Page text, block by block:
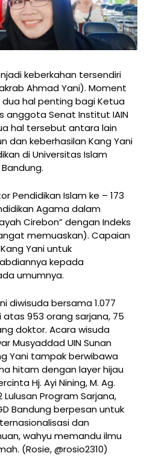
keberkahan tersendiri
Ahmad Yani). Moment
dua hal penting bagi Ketua
anggota Senat Institut IAIN
hal tersebut antara lain
dan keberhasilan Kang Yani
di Universitas Islam
Pendidikan Islam ke – 173
Agama dalam
Cirebon” dengan Indeks
memuaskan). Capaian
Yani untuk
kepada
umumnya.
diwisuda bersama 1.077
953 orang sarjana, 75
doktor. Acara wisuda
Musyaddad UIN Sunan
Yani tampak berwibawa
hitam dengan layer hijau
Hj. Ayi Nining, M. Ag.
Program Sarjana,
Bandung berpesan untuk
dan
wahyu memandu ilmu
(Rosie, @rosio2310)